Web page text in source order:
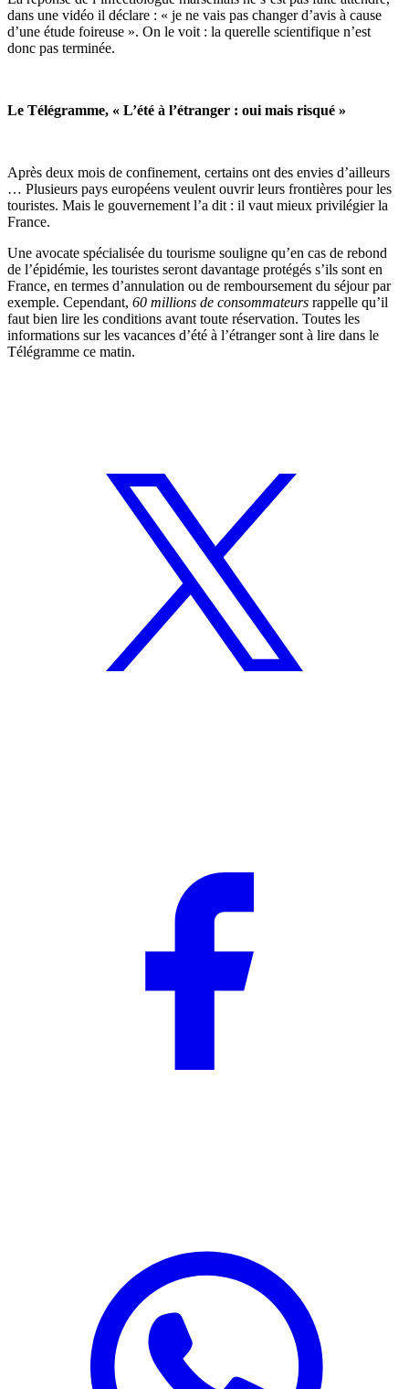
dans une vidéo il déclare : « je ne vais pas changer d’avis à cause
d’une étude foireuse ». On le voit : la querelle scientifique n’est
donc pas terminée.
Le Télégramme, « L’été à l’étranger : oui mais risqué »
Après deux mois de confinement, certains ont des envies d’ailleurs
… Plusieurs pays européens veulent ouvrir leurs frontières pour les
touristes. Mais le gouvernement l’a dit : il vaut mieux privilégier la
France.
Une avocate spécialisée du tourisme souligne qu’en cas de rebond
de l’épidémie, les touristes seront davantage protégés s’ils sont en
France, en termes d’annulation ou de remboursement du séjour par
exemple. Cependant, 60 millions de consommateurs rappelle qu’il
faut bien lire les conditions avant toute réservation. Toutes les
informations sur les vacances d’été à l’étranger sont à lire dans le
Télégramme ce matin.